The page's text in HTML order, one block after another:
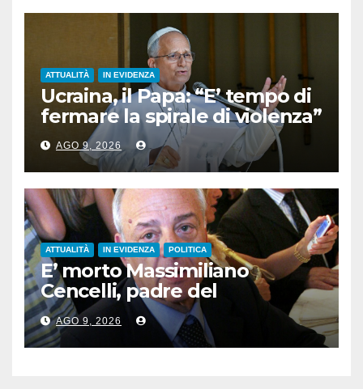
ATTUALITÀ IN EVIDENZA
Ucraina, il Papa: “E’ tempo di
fermare la spirale di violenza”
AGO 9, 2026
ATTUALITÀ IN EVIDENZA POLITICA
E’ morto Massimiliano
Cencelli, padre del
“manuale” omonimo
AGO 9, 2026